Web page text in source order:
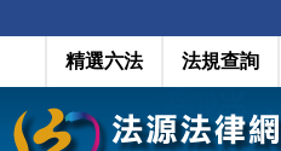
精選六法 法規查詢